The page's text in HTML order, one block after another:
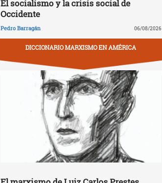
El socialismo y la crisis social de
Occidente
Pedro Barragán 06/08/2026
DICCIONARIO MARXISMO EN AMÉRICA